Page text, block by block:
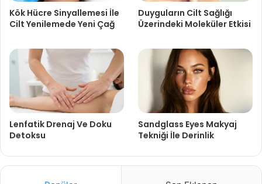
Kök Hücre Sinyallemesi İle
Cilt Yenilemede Yeni Çağ
Duyguların Cilt Sağlığı
Üzerindeki Moleküler Etkisi
Lenfatik Drenaj Ve Doku
Detoksu
Sandglass Eyes Makyaj
Tekniği İle Derinlik